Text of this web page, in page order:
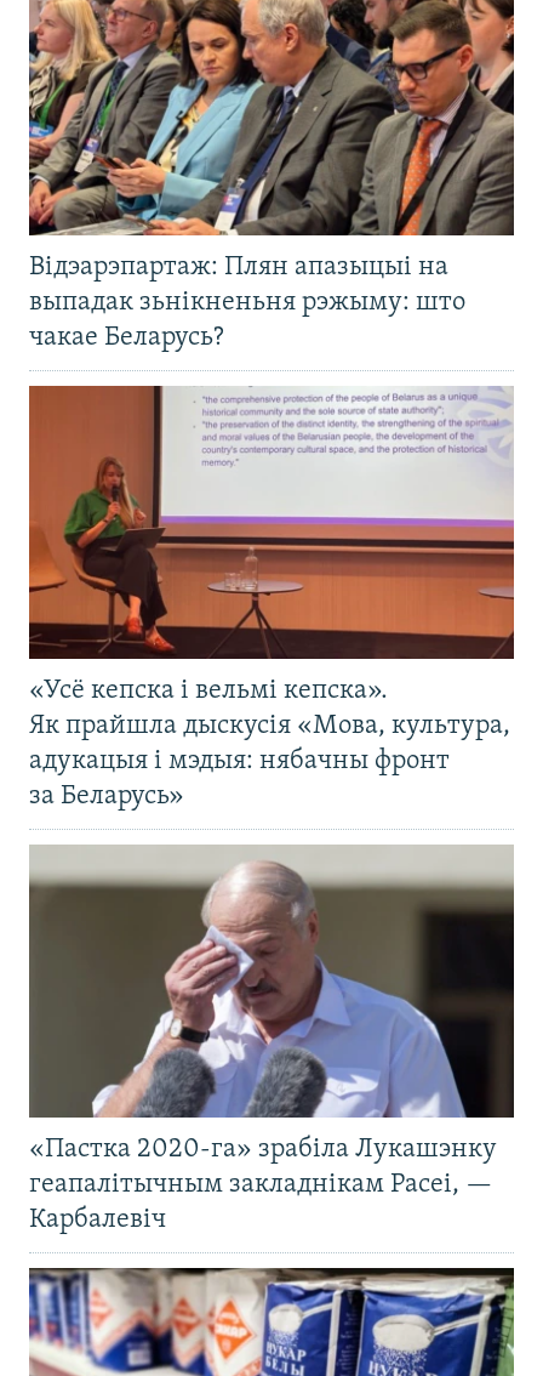
Відэарэпартаж: Плян апазыцыі на
выпадак зьнікненьня рэжыму: што
чакае Беларусь?
«Усё кепска і вельмі кепска».
Як прайшла дыскусія «Мова, культура,
адукацыя і мэдыя: нябачны фронт
за Беларусь»
«Пастка 2020-га» зрабіла Лукашэнку
геапалітычным закладнікам Расеі, —
Карбалевіч